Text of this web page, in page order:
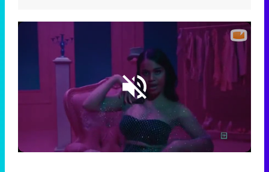
Unmute /
Loaded:
72.87%